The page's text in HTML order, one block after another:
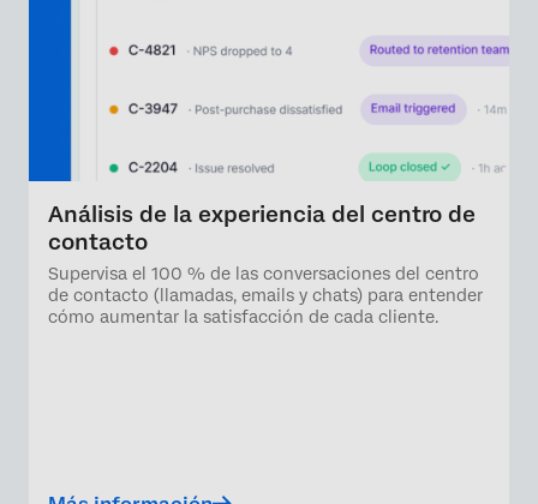
Análisis de la experiencia del centro de
contacto
Supervisa el 100 % de las conversaciones del centro
de contacto (llamadas, emails y chats) para entender
cómo aumentar la satisfacción de cada cliente.